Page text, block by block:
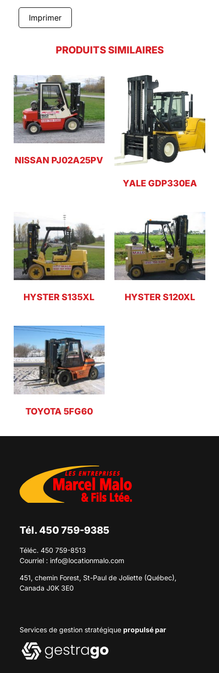
Imprimer
PRODUITS SIMILAIRES
NISSAN PJ02A25PV
YALE GDP330EA
HYSTER S135XL HYSTER S120XL
TOYOTA 5FG60
Tél. 450 759-9385
Téléc. 450 759-8513
Courriel : info@locationmalo.com
451, chemin Forest, St-Paul de Joliette (Québec),
Canada J0K 3E0
Services de gestion stratégique propulsé par